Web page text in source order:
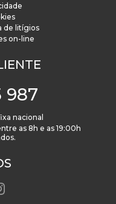
de litígios
on-line
987
nacional
as 8h e as 19:00h